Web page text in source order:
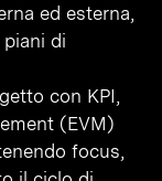
ed esterna,
di
con KPI,
(EVM)
focus,